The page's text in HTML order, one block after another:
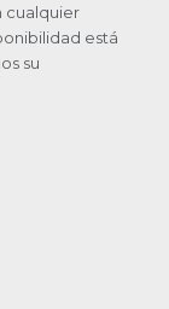
cualquier
está
su